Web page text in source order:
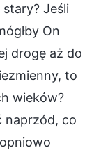
Jeśli
On
drogę aż do
to
wieków?
naprzód, co